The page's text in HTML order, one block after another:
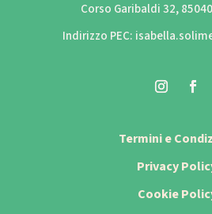
Corso Garibaldi 32,
Indirizzo PEC:
Termini e
Privacy
Cookie